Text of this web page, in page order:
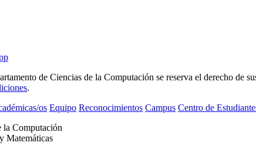
de Ciencias de la Computación se reserva el derecho de
.
os Equipo Reconocimientos Campus Centro de
la Computación
Matemáticas